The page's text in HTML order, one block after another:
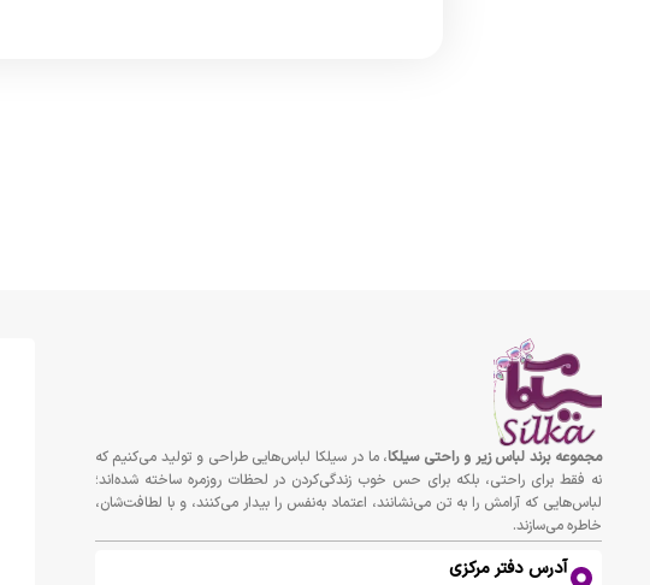
مجموعه برند لباس زير و راحتى سيلكا، ما در سیلکا لباس‌هایی طراحی و تولید می‌کنیم که
نه فقط برای راحتی، بلکه برای حس خوب زندگی‌کردن در لحظات روزمره ساخته شده‌اند؛
لباس‌هایی که آرامش را به تن می‌نشانند، اعتماد به‌نفس را بیدار می‌کنند، و با لطافت‌شان،
خاطره می‌سازند.
آدرس دفتر مرکزی